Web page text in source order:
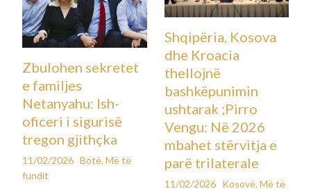
Zbulohen sekretet
e familjes
Netanyahu: Ish-
oficeri i sigurisë
tregon gjithçka
11/02/2026 Botë,Më të
fundit
Shqipëria, Kosova
dhe Kroacia
thellojnë
bashkëpunimin
ushtarak ;Pirro
Vengu: Në 2026
mbahet stërvitja e
parë trilaterale
11/02/2026 Kosovë, Më të